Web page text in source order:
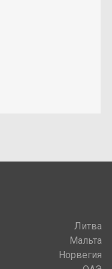
Литва
Мальта
Норвегия